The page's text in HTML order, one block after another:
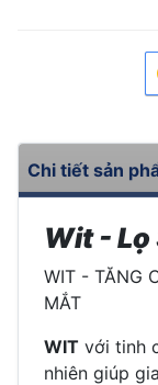
Chi tiết sản
Wit -
WIT - TĂNG
MẮT
WIT với tinh
nhiên giúp